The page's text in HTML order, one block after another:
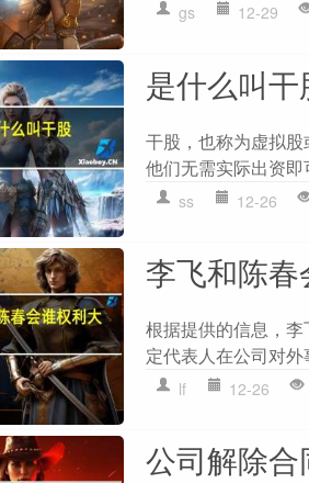
gs 12-29
是什么叫干
干股，也称为虚拟
他们无需实际出资
ss 12-26
李飞和陈
根据提供的信息，
定代表人在公司对
lf 12-26
公司解除